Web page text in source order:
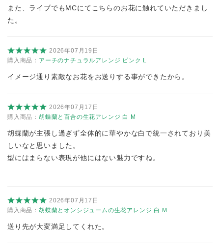
また、ライブでもMCにてこちらのお花に触れていただきまし
た。
2026年07月19日
購入商品： アーチのナチュラルアレンジ ピンク L
イメージ通り素敵なお花をお送りする事ができたから。
2026年07月17日
購入商品： 胡蝶蘭と百合の生花アレンジ 白 M
胡蝶蘭が主張し過ぎず全体的に華やかな白で統一されており美
しいなと思いました。
型にはまらない表現が他にはない魅力ですね。
2026年07月17日
購入商品： 胡蝶蘭とオンシジュームの生花アレンジ 白 M
送り先が大変満足してくれた。